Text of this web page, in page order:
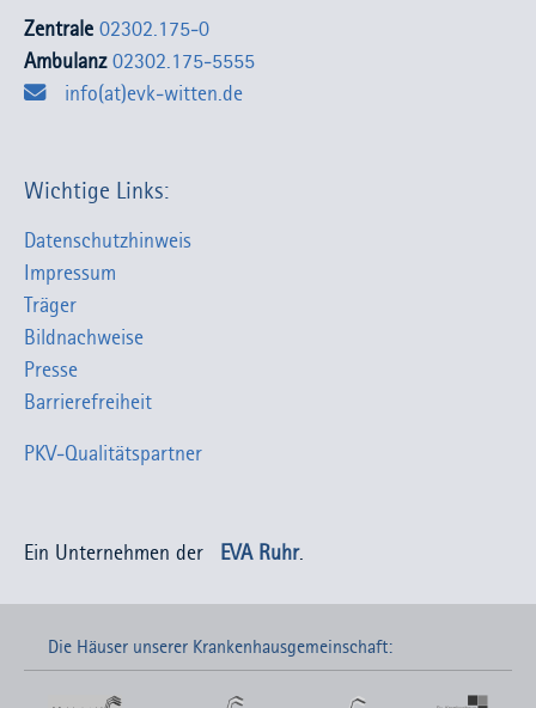
Zentrale 02302.175-0
Ambulanz 02302.175-5555
info(at)evk-witten.de
Wichtige Links:
Datenschutzhinweis
Impressum
Träger
Bildnachweise
Presse
Barrierefreiheit
PKV-Qualitätspartner
Ein Unternehmen der EVA Ruhr.
Die Häuser unserer Krankenhausgemeinschaft: